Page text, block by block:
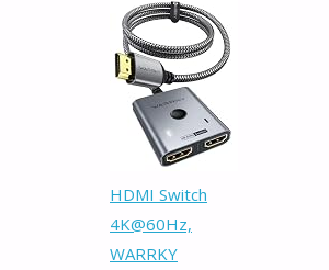
HDMI Switch
4K@60Hz,
WARRKY